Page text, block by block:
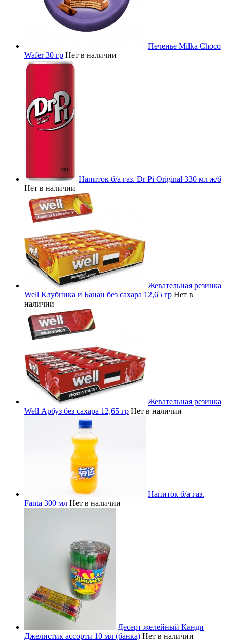
Печенье Milka Choco
Wafer 30 гр Нет в наличии
Напиток б/а газ. Dr Pi Original 330 мл ж/б
Нет в наличии
Жевательная резинка
Well Клубника и Банан без сахара 12,65 гр Нет в
наличии
Жевательная резинка
Well Арбуз без сахара 12,65 гр Нет в наличии
Напиток б/а газ.
Fanta 300 мл Нет в наличии
Десерт желейный Канди
Джелистик ассорти 10 мл (банка) Нет в наличии